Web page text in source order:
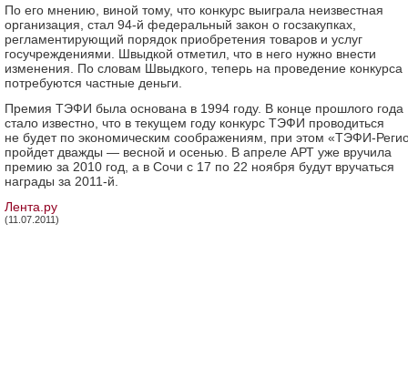
По его мнению, виной тому, что конкурс выиграла неизвестная
организация, стал 94-й федеральный закон о госзакупках,
регламентирующий порядок приобретения товаров и услуг
госучреждениями. Швыдкой отметил, что в него нужно внести
изменения. По словам Швыдкого, теперь на проведение конкурса
потребуются частные деньги.
Премия ТЭФИ была основана в 1994 году. В конце прошлого года
стало известно, что в текущем году конкурс ТЭФИ проводиться
не будет по экономическим соображениям, при этом «ТЭФИ-
пройдет дважды — весной и осенью. В апреле АРТ уже вручила
премию за 2010 год, а в Сочи с 17 по 22 ноября будут вручаться
награды за 2011-й.
Лента.ру
(11.07.2011)